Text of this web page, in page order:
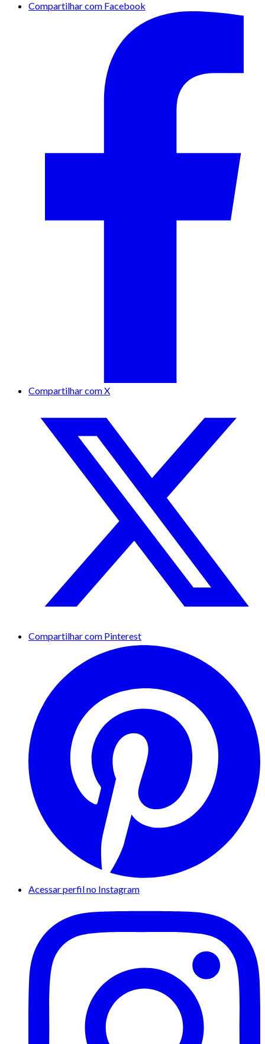
Compartilhar com Facebook
Compartilhar com X
Compartilhar com Pinterest
Acessar perfil no Instagram